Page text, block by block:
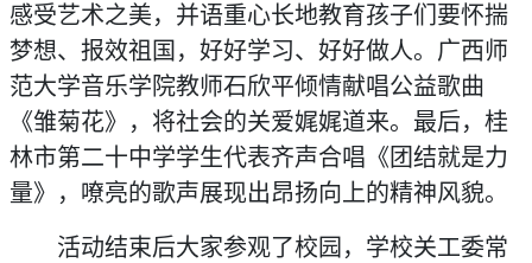
感受艺术之美，并语重心长地教育孩子们要怀揣
梦想、报效祖国，好好学习、好好做人。广西师
范大学音乐学院教师石欣平倾情献唱公益歌曲
《雏菊花》，将社会的关爱娓娓道来。最后，桂
林市第二十中学学生代表齐声合唱《团结就是力
量》，嘹亮的歌声展现出昂扬向上的精神风貌。
活动结束后大家参观了校园，学校关工委常